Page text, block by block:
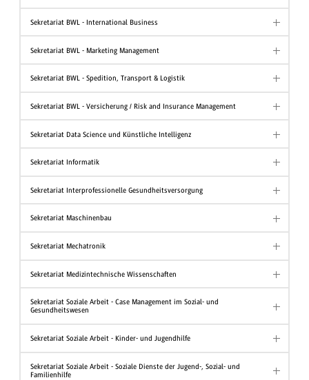
Sekretariat BWL - International Business
Sekretariat BWL - Marketing Management
Sekretariat BWL - Spedition, Transport & Logistik
Sekretariat BWL - Versicherung / Risk and Insurance Management
Sekretariat Data Science und Künstliche Intelligenz
Sekretariat Informatik
Sekretariat Interprofessionelle Gesundheitsversorgung
Sekretariat Maschinenbau
Sekretariat Mechatronik
Sekretariat Medizintechnische Wissenschaften
Sekretariat Soziale Arbeit - Case Management im Sozial- und
Gesundheitswesen
Sekretariat Soziale Arbeit - Kinder- und Jugendhilfe
Sekretariat Soziale Arbeit - Soziale Dienste der Jugend-, Sozial- und
Familienhilfe